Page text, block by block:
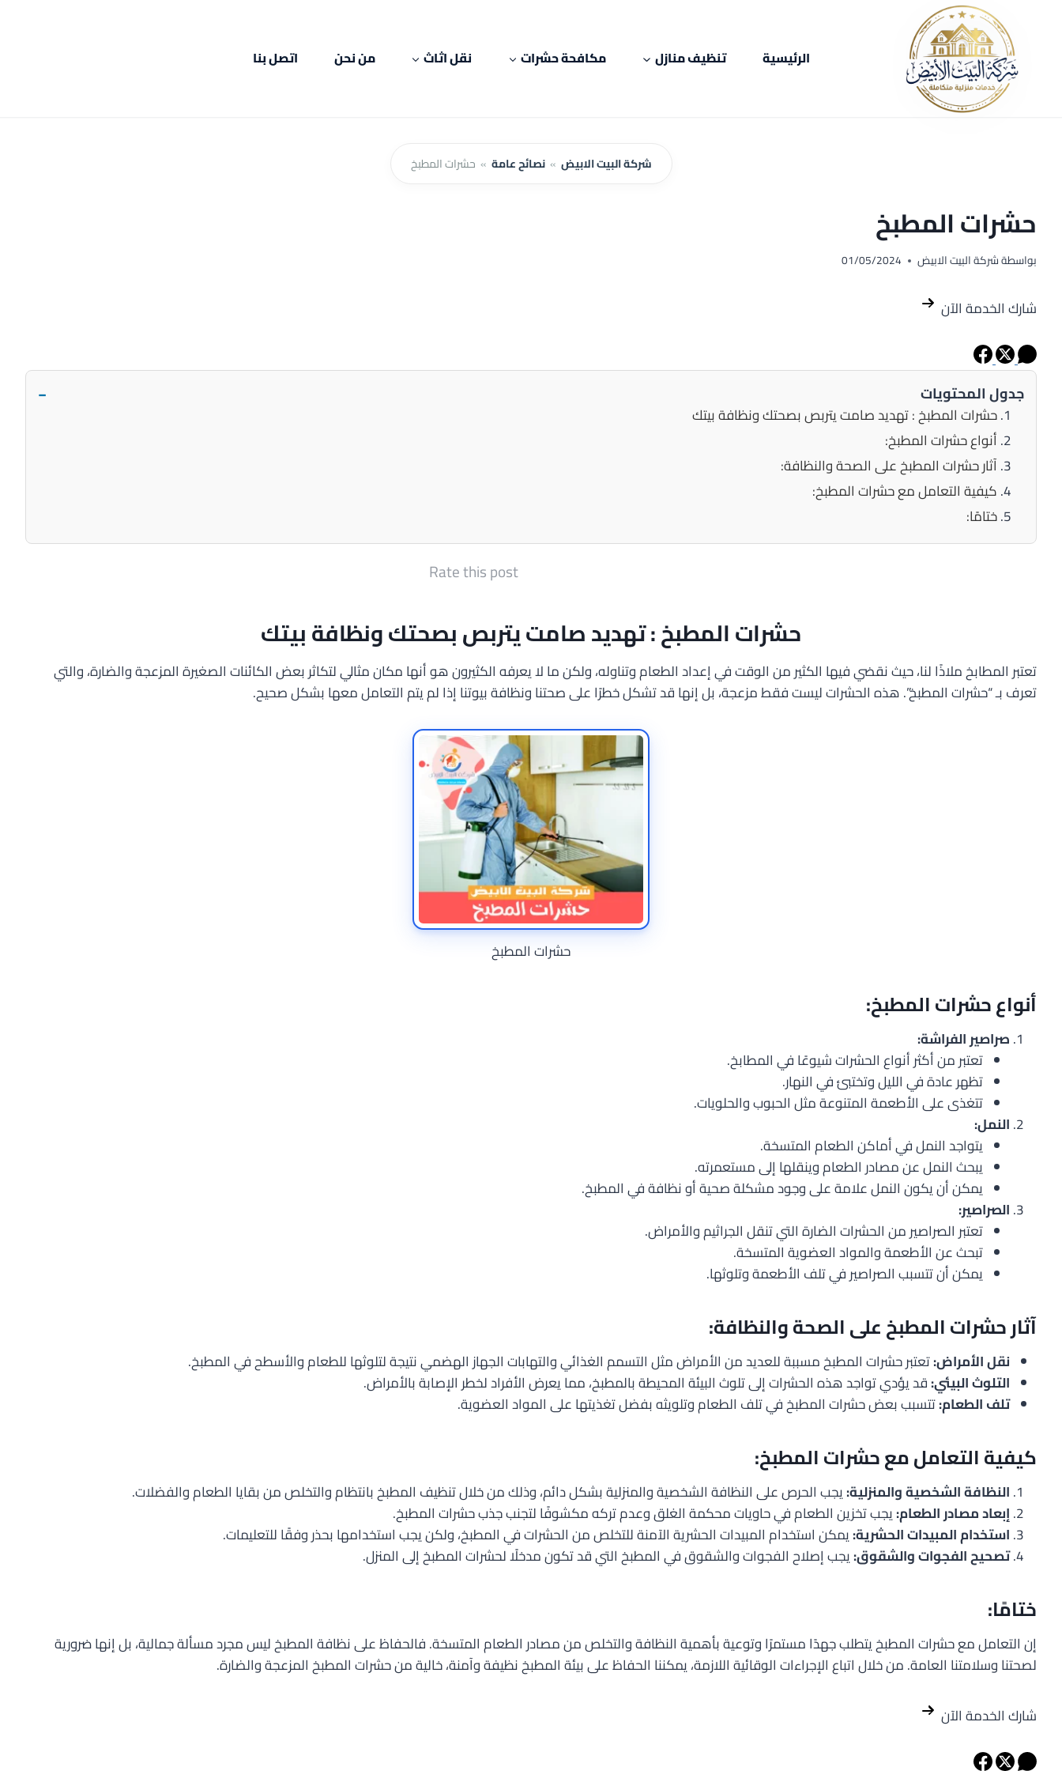
المحتوى
الرئيسية تنظيف منازل مكافحة حشرات نقل اثاث من نحن اتصل بنا
شركة البيت الابيض » نصائح عامة » حشرات المطبخ
حشرات المطبخ
بواسطةشركة البيت الابيض 01/05/2024
شارك الخدمة الآن
جدول المحتويات −
حشرات المطبخ : تهديد صامت يتربص بصحتك ونظافة بيتك
أنواع حشرات المطبخ:
آثار حشرات المطبخ على الصحة والنظافة:
كيفية التعامل مع حشرات المطبخ:
ختامًا:
Rate this post
حشرات المطبخ : تهديد صامت يتربص بصحتك ونظافة بيتك
تعتبر المطابخ ملاذًا لنا، حيث نقضي فيها الكثير من الوقت في إعداد الطعام وتناوله، ولكن ما لا يعرفه الكثيرون هو أنها مكان مثالي لتكاثر بعض الكائنات الصغيرة المزعجة والضارة، والتي
تعرف بـ “حشرات المطبخ”. هذه الحشرات ليست فقط مزعجة، بل إنها قد تشكل خطرًا على صحتنا ونظافة بيوتنا إذا لم يتم التعامل معها بشكل صحيح.
حشرات المطبخ
أنواع حشرات المطبخ:
صراصير الفراشة:
تعتبر من أكثر أنواع الحشرات شيوعًا في المطابخ.
تظهر عادة في الليل وتختبئ في النهار.
تتغذى على الأطعمة المتنوعة مثل الحبوب والحلويات.
النمل:
يتواجد النمل في أماكن الطعام المتسخة.
يبحث النمل عن مصادر الطعام وينقلها إلى مستعمرته.
يمكن أن يكون النمل علامة على وجود مشكلة صحية أو نظافة في المطبخ.
الصراصير:
تعتبر الصراصير من الحشرات الضارة التي تنقل الجراثيم والأمراض.
تبحث عن الأطعمة والمواد العضوية المتسخة.
يمكن أن تتسبب الصراصير في تلف الأطعمة وتلوثها.
آثار حشرات المطبخ على الصحة والنظافة:
نقل الأمراض:تعتبر حشرات المطبخ مسببة للعديد من الأمراض مثل التسمم الغذائي والتهابات الجهاز الهضمي نتيجة لتلوثها للطعام والأسطح في المطبخ.
التلوث البيئي:قد يؤدي تواجد هذه الحشرات إلى تلوث البيئة المحيطة بالمطبخ، مما يعرض الأفراد لخطر الإصابة بالأمراض.
تلف الطعام:تتسبب بعض حشرات المطبخ في تلف الطعام وتلويثه بفضل تغذيتها على المواد العضوية.
كيفية التعامل مع حشرات المطبخ:
النظافة الشخصية والمنزلية:يجب الحرص على النظافة الشخصية والمنزلية بشكل دائم، وذلك من خلال تنظيف المطبخ بانتظام والتخلص من بقايا الطعام والفضلات.
إبعاد مصادر الطعام:يجب تخزين الطعام في حاويات محكمة الغلق وعدم تركه مكشوفًا لتجنب جذب حشرات المطبخ.
استخدام المبيدات الحشرية:يمكن استخدام المبيدات الحشرية الآمنة للتخلص من الحشرات في المطبخ، ولكن يجب استخدامها بحذر وفقًا للتعليمات.
تصحيح الفجوات والشقوق:يجب إصلاح الفجوات والشقوق في المطبخ التي قد تكون مدخلًا لحشرات المطبخ إلى المنزل.
ختامًا:
إن التعامل مع حشرات المطبخ يتطلب جهدًا مستمرًا وتوعية بأهمية النظافة والتخلص من مصادر الطعام المتسخة. فالحفاظ على نظافة المطبخ ليس مجرد مسألة جمالية، بل إنها ضرورية
لصحتنا وسلامتنا العامة. من خلال اتباع الإجراءات الوقائية اللازمة، يمكننا الحفاظ على بيئة المطبخ نظيفة وآمنة، خالية من حشرات المطبخ المزعجة والضارة.
شارك الخدمة الآن